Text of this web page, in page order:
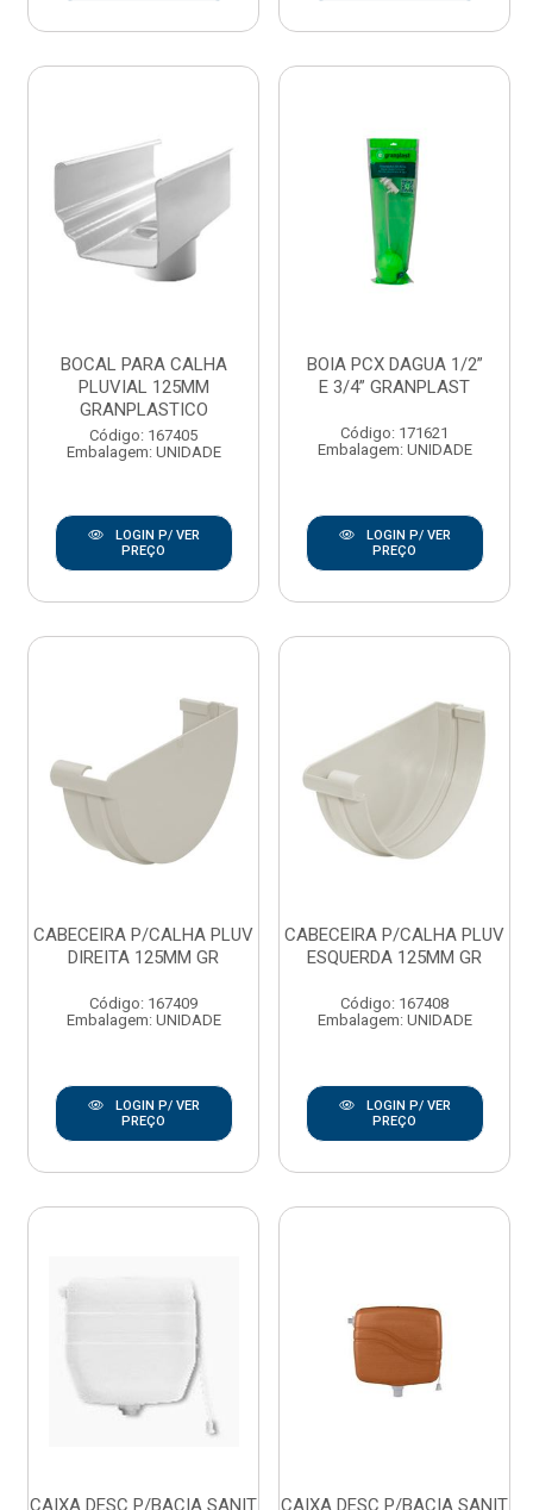
BOCAL PARA CALHA
PLUVIAL 125MM
GRANPLASTICO
Código: 167405
Embalagem: UNIDADE
LOGIN P/ VER
PREÇO
BOIA PCX DAGUA 1/2”
E 3/4” GRANPLAST
Código: 171621
Embalagem: UNIDADE
LOGIN P/ VER
PREÇO
CABECEIRA P/CALHA PLUV
DIREITA 125MM GR
Código: 167409
Embalagem: UNIDADE
LOGIN P/ VER
PREÇO
CABECEIRA P/CALHA PLUV
ESQUERDA 125MM GR
Código: 167408
Embalagem: UNIDADE
LOGIN P/ VER
PREÇO
CAIXA DESC P/BACIA SANIT
CAIXA DESC P/BACIA SANIT